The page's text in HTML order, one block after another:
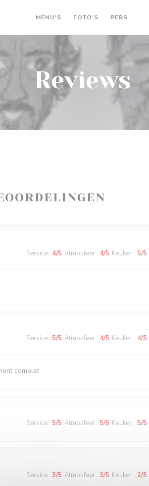
MENU'S FOTO'S PERS
Reviews
Service : 4/5 Atmosfeer : 4/5 Keuken : 5/5
Service : 5/5 Atmosfeer : 4/5 Keuken : 4/5
complet
Service : 5/5 Atmosfeer : 5/5 Keuken : 5/5
Service : 3/5 Atmosfeer : 3/5 Keuken : 2/5